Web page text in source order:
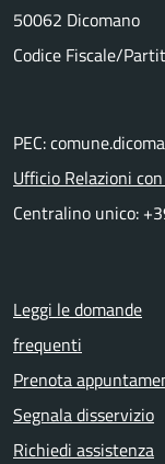
50062 Dicomano
Codice Fiscale/
PEC:
Ufficio Relazioni
Centralino unico:
Menu piè
Leggi le domande
frequenti
Prenota
Segnala disservizio
Richiedi assistenza